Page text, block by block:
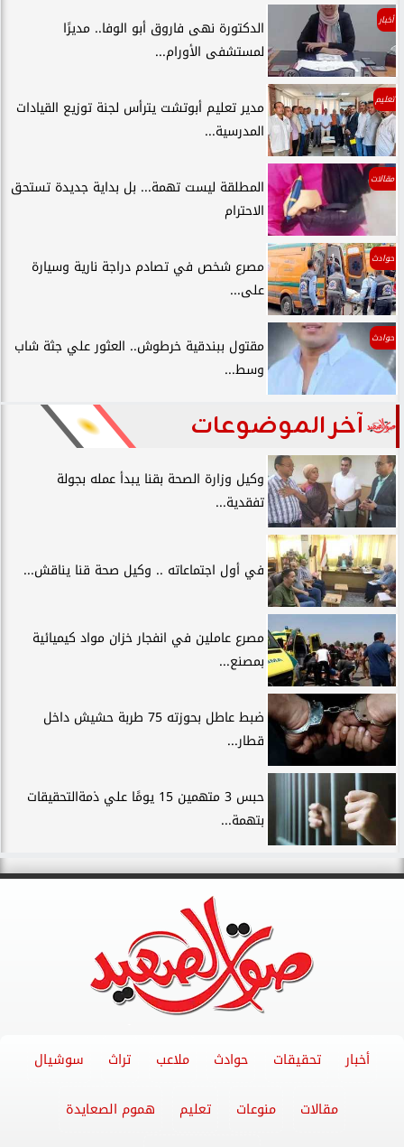
أخبار
الدكتورة نهى فاروق أبو الوفا.. مديرًا
لمستشفى الأورام...
تعليم
مدير تعليم أبوتشت يترأس لجنة توزيع القيادات
المدرسية...
مقالات
المطلقة ليست تهمة... بل بداية جديدة تستحق
الاحترام
حوادث
مصرع شخص في تصادم دراجة نارية وسيارة
على...
حوادث
مقتول ببندقية خرطوش.. العثور علي جثة شاب
وسط...
آخر الموضوعات
وكيل وزارة الصحة بقنا يبدأ عمله بجولة
تفقدية...
في أول اجتماعاته .. وكيل صحة قنا يناقش...
مصرع عاملين في انفجار خزان مواد كيميائية
بمصنع...
ضبط عاطل بحوزته 75 طربة حشيش داخل
قطار...
حبس 3 متهمين 15 يومًا علي ذمةالتحقيقات
بتهمة...
أخبار تحقيقات حوادث ملاعب تراث سوشيال
مقالات منوعات تعليم هموم الصعايدة